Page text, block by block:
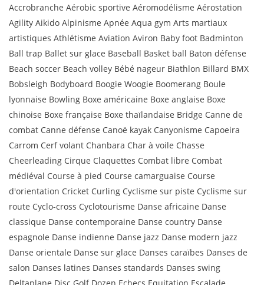
Accrobranche Aérobic sportive Aéromodélisme Aérostation
Agility Aikido Alpinisme Apnée Aqua gym Arts martiaux
artistiques Athlétisme Aviation Aviron Baby foot Badminton
Ball trap Ballet sur glace Baseball Basket ball Baton défense
Beach soccer Beach volley Bébé nageur Biathlon Billard BMX
Bobsleigh Bodyboard Boogie Woogie Boomerang Boule
lyonnaise Bowling Boxe américaine Boxe anglaise Boxe
chinoise Boxe française Boxe thaïlandaise Bridge Canne de
combat Canne défense Canoë kayak Canyonisme Capoeira
Carrom Cerf volant Chanbara Char à voile Chasse
Cheerleading Cirque Claquettes Combat libre Combat
médiéval Course à pied Course camarguaise Course
d'orientation Cricket Curling Cyclisme sur piste Cyclisme sur
route Cyclo-cross Cyclotourisme Danse africaine Danse
classique Danse contemporaine Danse country Danse
espagnole Danse indienne Danse jazz Danse modern jazz
Danse orientale Danse sur glace Danses caraïbes Danses de
salon Danses latines Danses standards Danses swing